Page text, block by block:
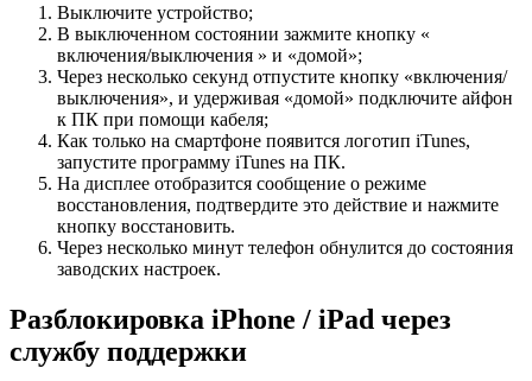
Выключите устройство;
В выключенном состоянии зажмите кнопку «
включения/выключения » и «домой»;
Через несколько секунд отпустите кнопку «включения/
выключения», и удерживая «домой» подключите айфон
к ПК при помощи кабеля;
Как только на смартфоне появится логотип iTunes,
запустите программу iTunes на ПК.
На дисплее отобразится сообщение о режиме
восстановления, подтвердите это действие и нажмите
кнопку восстановить.
Через несколько минут телефон обнулится до состояния
заводских настроек.
Разблокировка iPhone / iPad через
службу поддержки